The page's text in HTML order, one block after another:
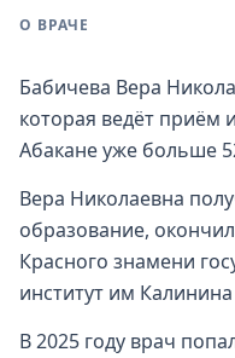
О ВРАЧЕ
Бабичева Вера
которая ведёт приём
Абакане уже больше
Вера Николаевна
образование,
Красного знамени
институт им Калинина
В 2025 году врач